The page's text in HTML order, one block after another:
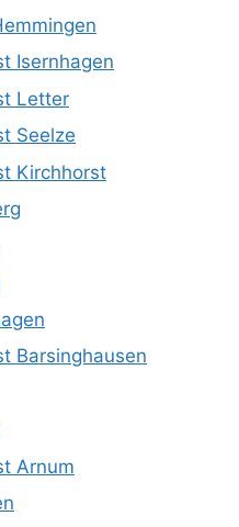
Isernhagen
Letter
Seelze
Kirchhorst
Barsinghausen
Arnum